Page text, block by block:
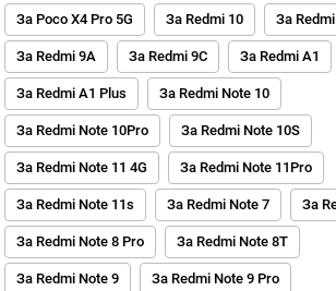
За Poco X4 Pro 5G За Redmi 10 За
За Redmi 9A За Redmi 9C За Redmi A1
За Redmi A1 Plus За Redmi Note 10
За Redmi Note 10Pro За Redmi Note 10S
За Redmi Note 11 4G За Redmi Note 11Pro
За Redmi Note 11s За Redmi Note 7 За
За Redmi Note 8 Pro За Redmi Note 8T
За Redmi Note 9 За Redmi Note 9 Pro